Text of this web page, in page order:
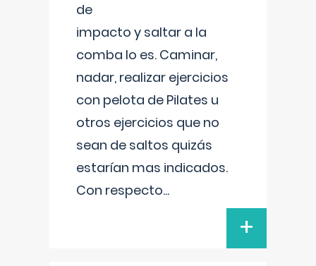
de
impacto y saltar a la
comba lo es. Caminar,
nadar, realizar ejercicios
con pelota de Pilates u
otros ejercicios que no
sean de saltos quizás
estarían mas indicados.
Con respecto...
+